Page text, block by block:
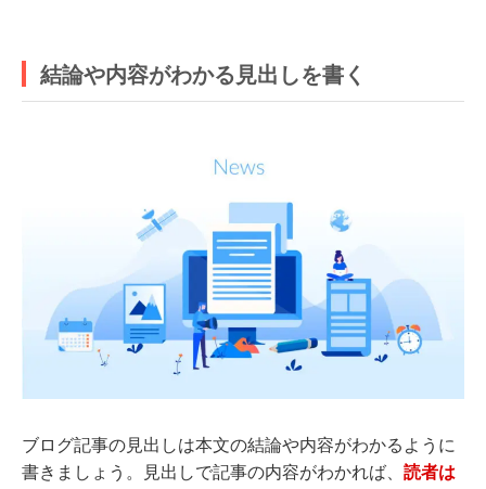
結論や内容がわかる見出しを書く
ブログ記事の見出しは本文の結論や内容がわかるように
書きましょう。見出しで記事の内容がわかれば、 読者は